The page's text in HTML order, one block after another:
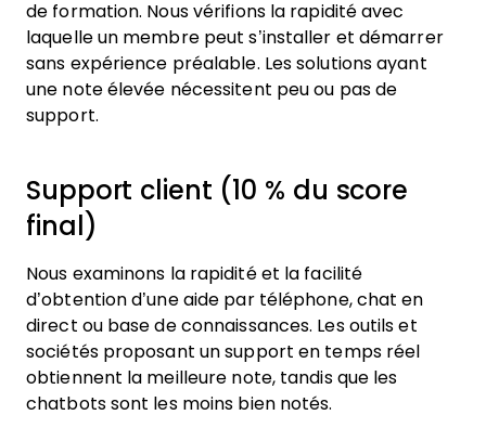
de formation. Nous vérifions la rapidité avec
laquelle un membre peut s’installer et démarrer
sans expérience préalable. Les solutions ayant
une note élevée nécessitent peu ou pas de
support.
Support client (10 % du score
final)
Nous examinons la rapidité et la facilité
d’obtention d’une aide par téléphone, chat en
direct ou base de connaissances. Les outils et
sociétés proposant un support en temps réel
obtiennent la meilleure note, tandis que les
chatbots sont les moins bien notés.